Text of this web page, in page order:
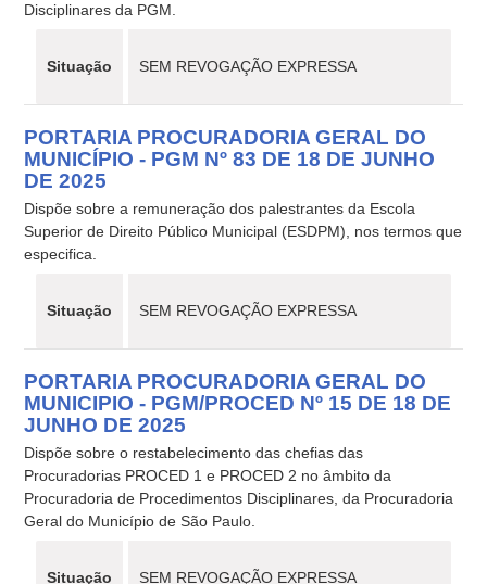
Disciplinares da PGM.
Situação SEM REVOGAÇÃO EXPRESSA
PORTARIA PROCURADORIA GERAL DO
MUNICÍPIO - PGM Nº 83 DE 18 DE JUNHO
DE 2025
Dispõe sobre a remuneração dos palestrantes da Escola
Superior de Direito Público Municipal (ESDPM), nos termos que
especifica.
Situação SEM REVOGAÇÃO EXPRESSA
PORTARIA PROCURADORIA GERAL DO
MUNICIPIO - PGM/PROCED Nº 15 DE 18 DE
JUNHO DE 2025
Dispõe sobre o restabelecimento das chefias das
Procuradorias PROCED 1 e PROCED 2 no âmbito da
Procuradoria de Procedimentos Disciplinares, da Procuradoria
Geral do Município de São Paulo.
Situação SEM REVOGAÇÃO EXPRESSA